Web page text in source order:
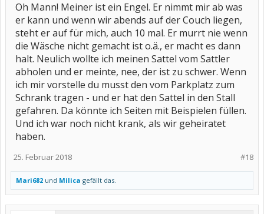
verstehen kann er es nicht weil er es nicht sieht.
Oh Mann! Meiner ist ein Engel. Er nimmt mir ab was
er kann und wenn wir abends auf der Couch liegen,
steht er auf für mich, auch 10 mal. Er murrt nie wenn
die Wäsche nicht gemacht ist o.ä., er macht es dann
halt. Neulich wollte ich meinen Sattel vom Sattler
abholen und er meinte, nee, der ist zu schwer. Wenn
ich mir vorstelle du musst den vom Parkplatz zum
Schrank tragen - und er hat den Sattel in den Stall
gefahren. Da könnte ich Seiten mit Beispielen füllen.
Und ich war noch nicht krank, als wir geheiratet
haben.
#18
25. Februar 2018
Mari682 und Milica gefällt das.